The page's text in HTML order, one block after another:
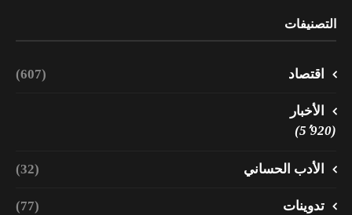
التصنيفات
اقتصاد (607)
الأخبار
(5٬920)
الأدب الحساني (32)
تدوينات (77)